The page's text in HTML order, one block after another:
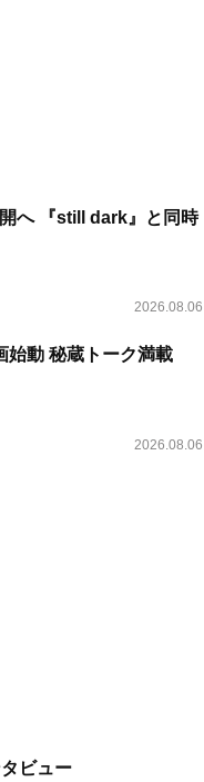
へ 『still dark』と同時
2026.08.06
始動 秘蔵トーク満載
2026.08.06
ビュー